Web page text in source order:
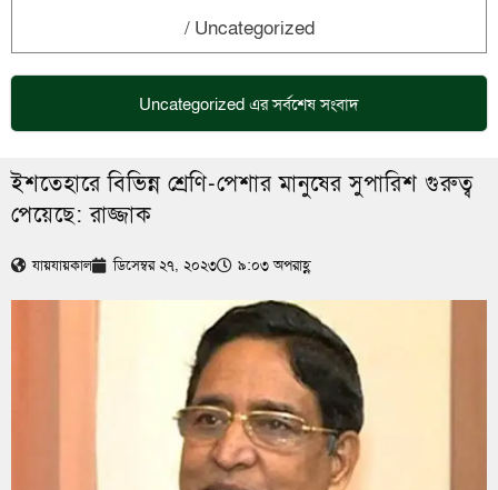
/ Uncategorized
Uncategorized এর সর্বশেষ সংবাদ
ইশতেহারে বিভিন্ন শ্রেণি-পেশার মানুষের সুপারিশ গুরুত্ব
পেয়েছে: রাজ্জাক
যায়যায়কাল ডিসেম্বর ২৭, ২০২৩ ৯:০৩ অপরাহ্ণ